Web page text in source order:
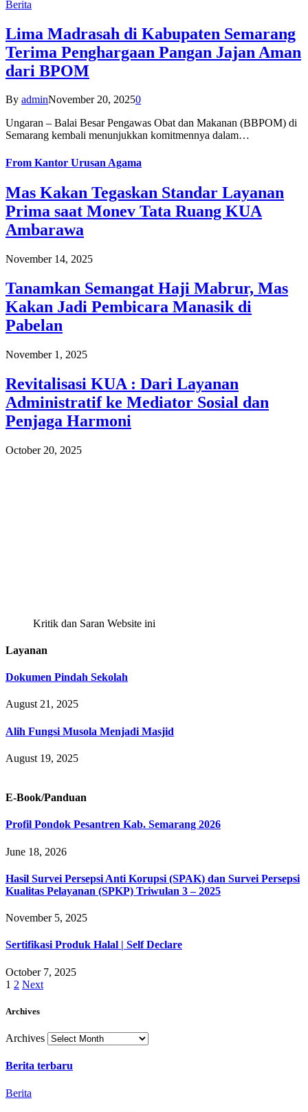
Berita
Lima Madrasah di Kabupaten Semarang
Terima Penghargaan Pangan Jajan Aman
dari BPOM
By adminNovember 20, 20250
Ungaran – Balai Besar Pengawas Obat dan Makanan (BBPOM) di
Semarang kembali menunjukkan komitmennya dalam…
From Kantor Urusan Agama
Mas Kakan Tegaskan Standar Layanan
Prima saat Monev Tata Ruang KUA
Ambarawa
November 14, 2025
Tanamkan Semangat Haji Mabrur, Mas
Kakan Jadi Pembicara Manasik di
Pabelan
November 1, 2025
Revitalisasi KUA : Dari Layanan
Administratif ke Mediator Sosial dan
Penjaga Harmoni
October 20, 2025
Kritik dan Saran Website ini
Layanan
Dokumen Pindah Sekolah
August 21, 2025
Alih Fungsi Musola Menjadi Masjid
August 19, 2025
E-Book/Panduan
Profil Pondok Pesantren Kab. Semarang 2026
June 18, 2026
Hasil Survei Persepsi Anti Korupsi (SPAK) dan Survei Persepsi
Kualitas Pelayanan (SPKP) Triwulan 3 – 2025
November 5, 2025
Sertifikasi Produk Halal | Self Declare
October 7, 2025
1 2 Next
Archives
Archives
Berita terbaru
Berita